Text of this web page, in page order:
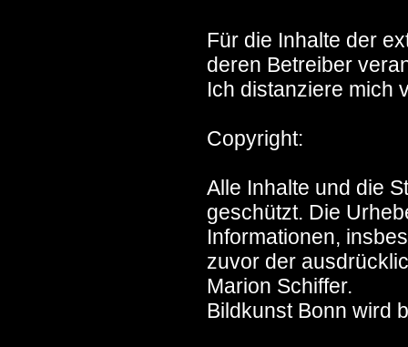
Für die Inhalte der
deren Betreiber
Ich distanziere mich
Copyright:
Alle Inhalte und die
geschützt. Die
Informationen,
zuvor der
Marion Schiffer.
Bildkunst Bonn wird